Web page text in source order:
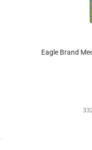
Eagle Brand